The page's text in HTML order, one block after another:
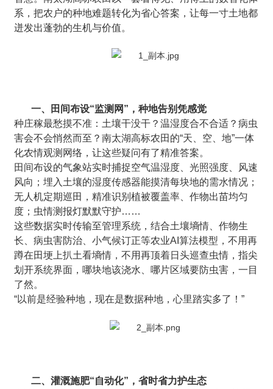
系，把农户的种地难题转化为省心答案，让每一寸土地都
迸发出蓬勃的生机与价值。
一、田间布设“监测网”，种地告别凭感觉
种庄稼最愁摸不准：土壤干没干？温湿度合不合适？病虫
害会不会悄然而至？南太湖高标农田的“天、空、地”一体
化农情观测网络，让这些疑问有了精准答案。
田间布设的气象站实时捕捉空气温湿度、光照强度、风速
风向；埋入土壤的湿度传感器能摸清每块地的需水情况；
无人机定期巡田，精准识别植被覆盖率、作物出苗均匀
度；虫情测报灯默默守护……
这些数据实时传输至管理系统，结合土壤墒情、作物生
长、病虫害防治、小气候订正等农业AI算法模型，不用再
蹲在田埂上扒土看墒情，不用再顶着日头巡查虫情，指尖
划开系统界面，哪块地该浇水、哪片区域要防虫害，一目
了然。
“以前是经验种地，现在是数据种地，心里踏实多了！”
二、灌溉施肥“自动化”，省时省力护生态